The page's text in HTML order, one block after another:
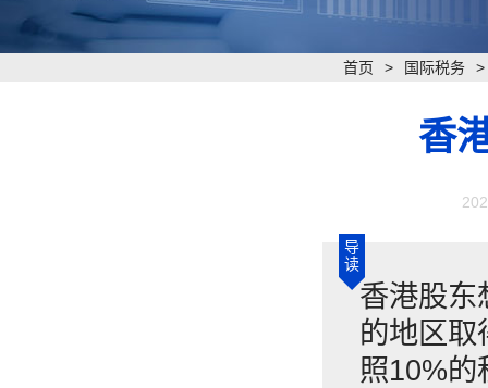
首页 > 国际税务 >
香
导
读
香港股东
的地区取
照10%的